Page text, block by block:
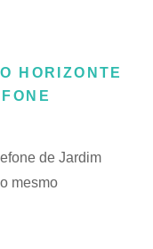
HORIZONTE
de Jardim
mesmo